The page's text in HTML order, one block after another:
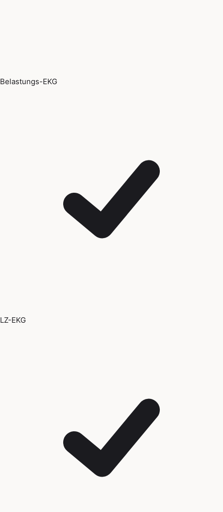
Belastungs-EKG
LZ-EKG